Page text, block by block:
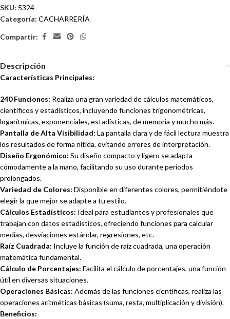
SKU: 5324
Categoría: CACHARRERÍA
Compartir:
Descripción
Características Principales:
240 Funciones: Realiza una gran variedad de cálculos matemáticos,
científicos y estadísticos, incluyendo funciones trigonométricas,
logarítmicas, exponenciales, estadísticas, de memoria y mucho más.
Pantalla de Alta Visibilidad: La pantalla clara y de fácil lectura muestra
los resultados de forma nítida, evitando errores de interpretación.
Diseño Ergonómico: Su diseño compacto y ligero se adapta
cómodamente a la mano, facilitando su uso durante periodos
prolongados.
Variedad de Colores: Disponible en diferentes colores, permitiéndote
elegir la que mejor se adapte a tu estilo.
Cálculos Estadísticos: Ideal para estudiantes y profesionales que
trabajan con datos estadísticos, ofreciendo funciones para calcular
medias, desviaciones estándar, regresiones, etc.
Raíz Cuadrada: Incluye la función de raíz cuadrada, una operación
matemática fundamental.
Cálculo de Porcentajes: Facilita el cálculo de porcentajes, una función
útil en diversas situaciones.
Operaciones Básicas: Además de las funciones científicas, realiza las
operaciones aritméticas básicas (suma, resta, multiplicación y división).
Beneficios: